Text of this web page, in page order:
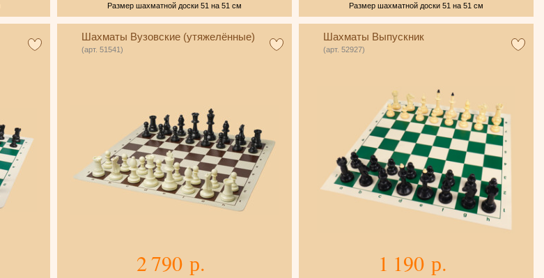
Размер шахматной доски 51 на 51 см Размер шахматной доски 51 на 51 см
Шахматы Вузовские (утяжелённые)
(арт. 51541)
2 790 р.
Шахматы Выпускник
(арт. 52927)
1 190 р.